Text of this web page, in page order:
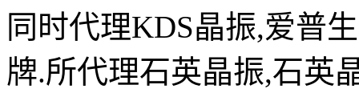
同时代理KDS晶振,爱普
牌.所代理石英晶振,石英